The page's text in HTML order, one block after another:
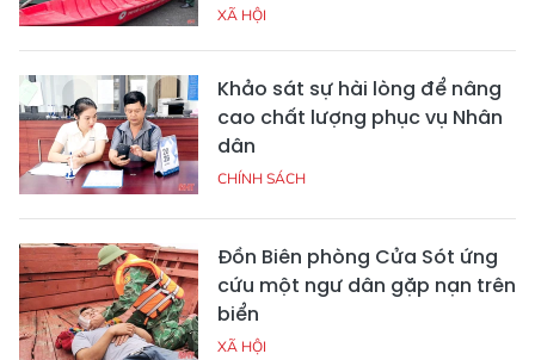
XÃ HỘI
Khảo sát sự hài lòng để nâng
cao chất lượng phục vụ Nhân
dân
CHÍNH SÁCH
Đồn Biên phòng Cửa Sót ứng
cứu một ngư dân gặp nạn trên
biển
XÃ HỘI